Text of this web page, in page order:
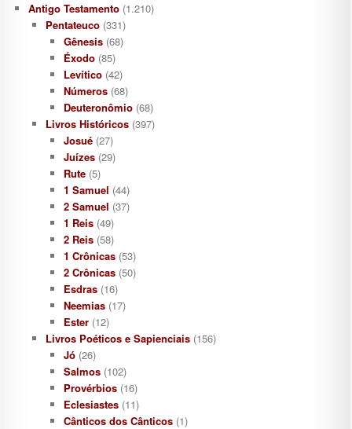
Antigo Testamento(1.210)
Pentateuco (331)
Gênesis(68)
Éxodo(85)
Levítico(42)
Números(68)
Deuteronômio(68)
Livros Históricos (397)
Josué(27)
Juízes(29)
Rute(5)
1 Samuel (44)
2 Samuel (37)
1 Reis(49)
2 Reis(58)
1 Crônicas(53)
2 Crônicas(50)
Esdras(16)
Neemias(17)
Ester(12)
Livros Poéticos e Sapienciais (156)
Jó(26)
Salmos(102)
Provérbios(16)
Eclesiastes(11)
Cânticos dos Cânticos(1)